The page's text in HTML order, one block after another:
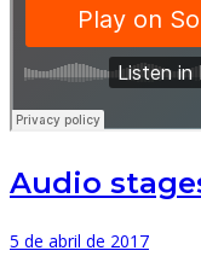
Audio
5 de abril de 2017